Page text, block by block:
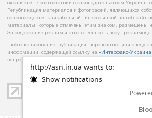
http://asn.in.ua wants to:
Show notifications
охраняется в соответствии с законодательством Украины
Републикация материалов и фотографий, являющихся
сопровождается кликабельной гиперссылкой на веб-сайт
материалы, которые отмечены этим знаком, размещены
За содержание рекламы ответственность несут
Любое копирование, публикация, перепечатка или
информации, содержащей ссылку на «Интерфакс-
запрещается.